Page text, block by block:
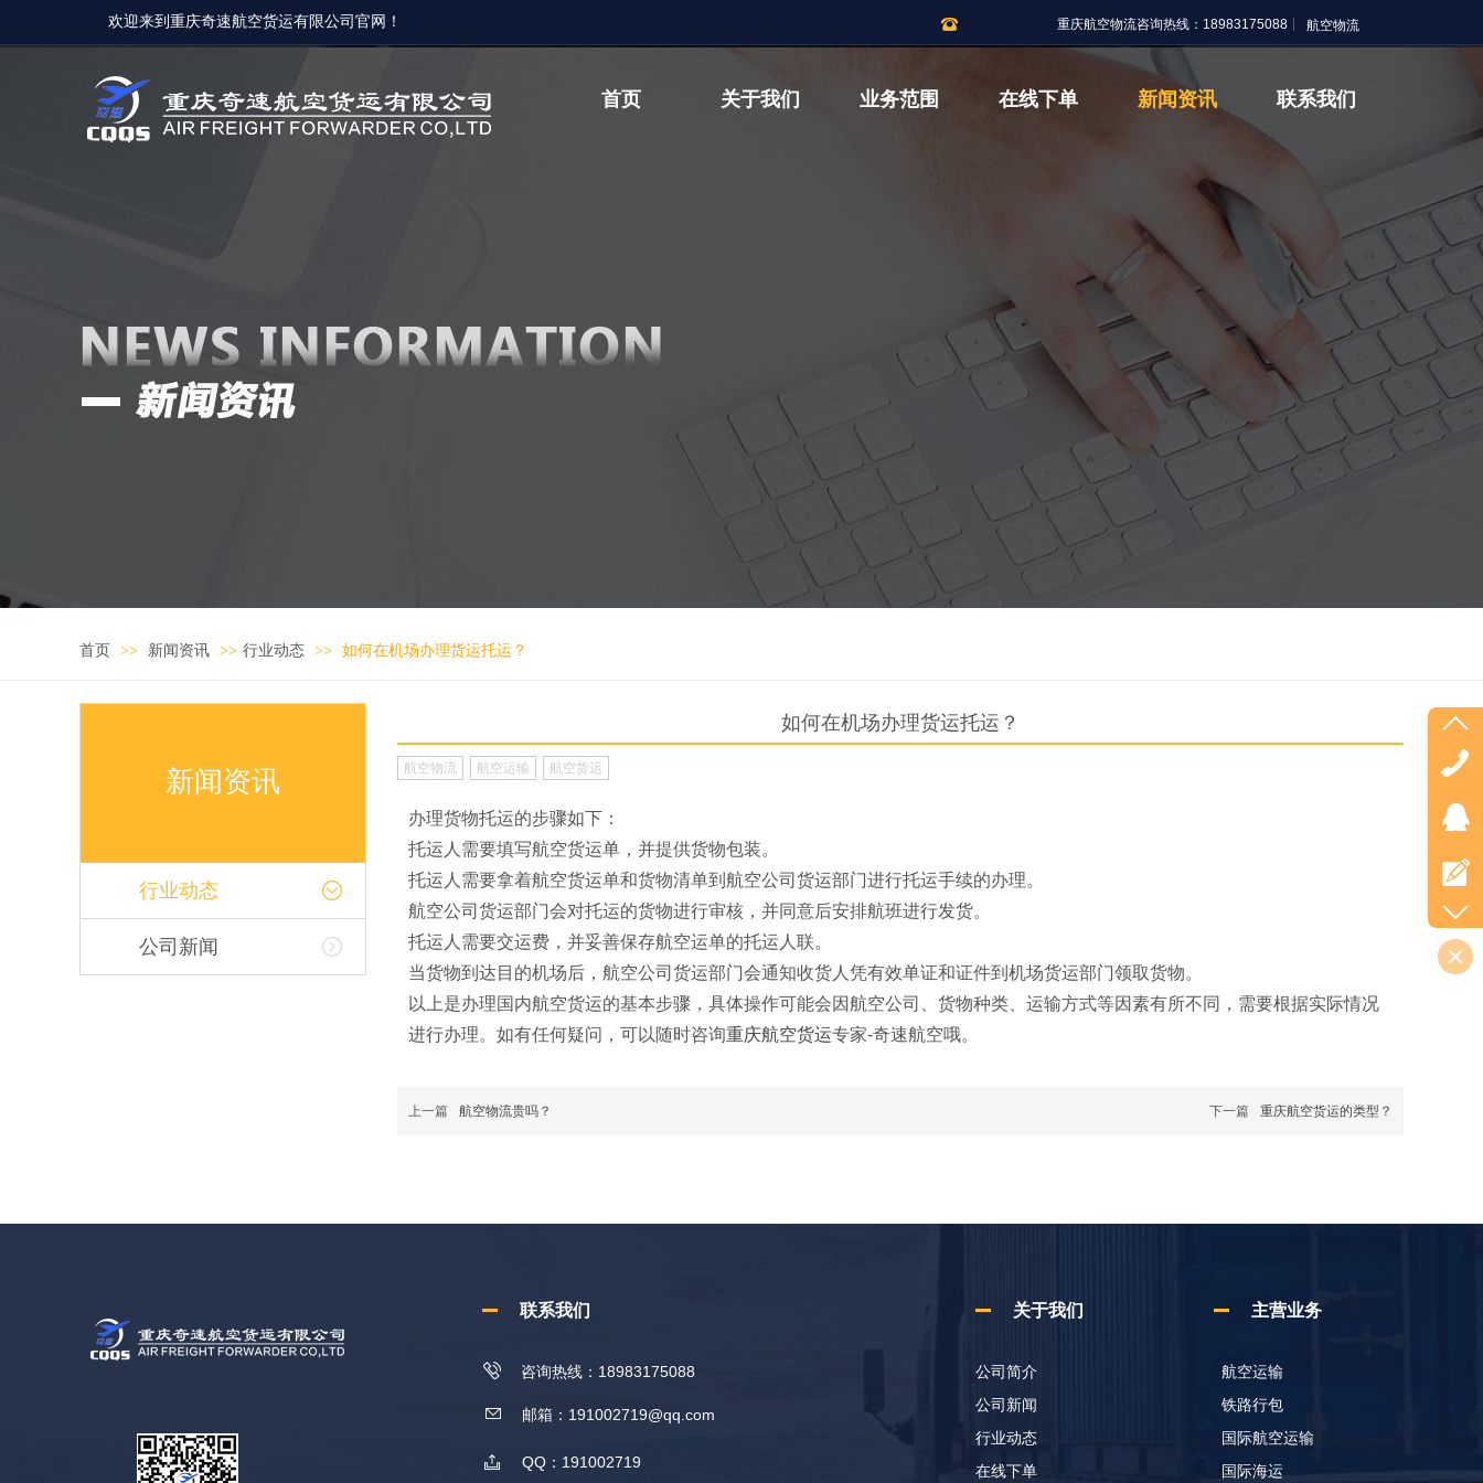
重庆航空物流咨询热线：18983175088
欢迎来到重庆奇速航空货运有限公司官网！
首页 关于我们 业务范围 在线下单 新闻资讯 联系我们
首页 >> 新闻资讯 >> 行业动态 >> 如何在机场办理货运托运？
新闻资讯
行业动态
公司新闻
如何在机场办理货运托运？
航空物流 航空运输 航空货运
办理货物托运的步骤如下：
托运人需要填写航空货运单，并提供货物包装。
托运人需要拿着航空货运单和货物清单到航空公司货运部门进行托运手续的办理。
航空公司货运部门会对托运的货物进行审核，并同意后安排航班进行发货。
托运人需要交运费，并妥善保存航空运单的托运人联。
当货物到达目的机场后，航空公司货运部门会通知收货人凭有效单证和证件到机场货运部门领取货物。
以上是办理国内航空货运的基本步骤，具体操作可能会因航空公司、货物种类、运输方式等因素有所不同，需要根据实际情况
进行办理。如有任何疑问，可以随时咨询重庆航空货运专家-奇速航空哦。
上一篇 航空物流贵吗？ 下一篇 重庆航空货运的类型？
联系我们 关于我们 主营业务
公司简介
公司新闻
行业动态
在线下单
航空运输
铁路行包
国际航空运输
国际海运
咨询热线：18983175088
邮箱：191002719@qq.com
QQ：191002719